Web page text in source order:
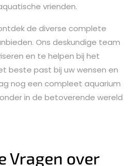
vrienden.
de diverse complete
Ons deskundige team
en te helpen bij het
beste past bij uw wensen en
nog een compleet aquarium
in de betoverende wereld
Vragen over